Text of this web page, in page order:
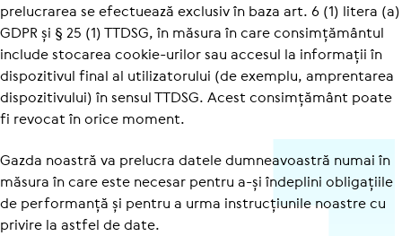
prelucrarea se efectuează exclusiv în baza art. 6 (1) litera (a)
GDPR și § 25 (1) TTDSG, în măsura în care consimțământul
include stocarea cookie-urilor sau accesul la informații în
dispozitivul final al utilizatorului (de exemplu, amprentarea
dispozitivului) în sensul TTDSG. Acest consimțământ poate
fi revocat în orice moment.
Gazda noastră va prelucra datele dumneavoastră numai în
măsura în care este necesar pentru a-și îndeplini obligațiile
de performanță și pentru a urma instrucțiunile noastre cu
privire la astfel de date.